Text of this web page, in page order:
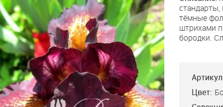
стандарты,
тёмные
штрихами
бородки.
Цвет: